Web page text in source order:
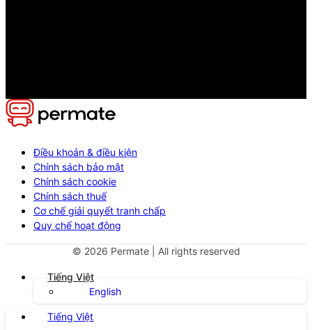
Điều khoản & điều kiện
Chính sách bảo mật
Chính sách cookie
Chính sách thuế
Cơ chế giải quyết tranh chấp
Quy chế hoạt động
© 2026 Permate | All rights reserved
Tiếng Việt
English
Tiếng Việt